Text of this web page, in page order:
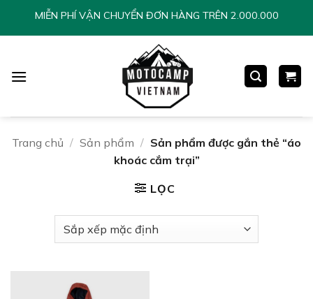
ChuyểnMIỄN PHÍ VẬN CHUYỂN ĐƠN HÀNG TRÊN 2.000.000
Trang chủ / Sản phẩm / Sản phẩm được gắn thẻ “áo
khoác cắm trại”
LỌC